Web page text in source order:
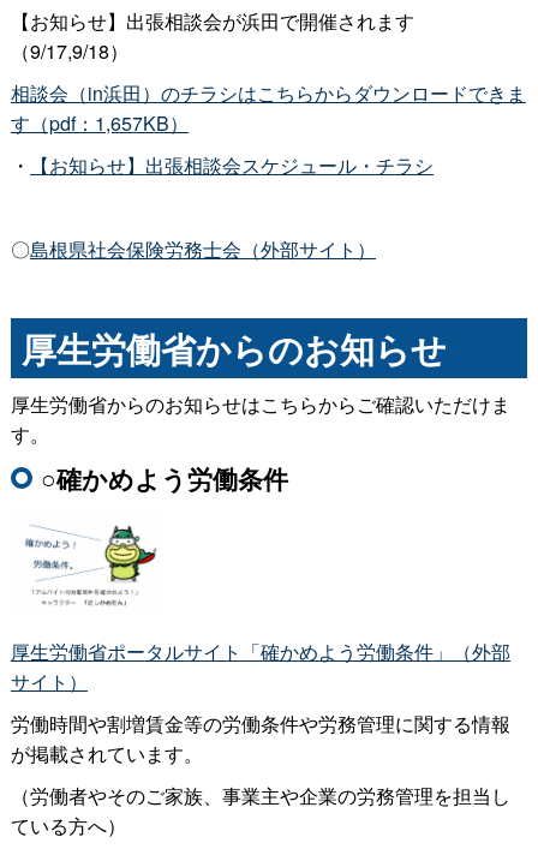
【お知らせ】出張相談会が浜田で開催されます
（9/17,9/18）
相談会（in浜田）のチラシはこちらからダウンロードできま
す（pdf：1,657KB）
・
【お知らせ】出張相談会スケジュール・チラシ
〇島根県社会保険労務士会（外部サイト）
厚生労働省からのお知らせ
厚生労働省からのお知らせはこちらからご確認いただけま
す。
○確かめよう労働条件
厚生労働省ポータルサイト「確かめよう労働条件」（外部
サイト）
労働時間や割増賃金等の労働条件や労務管理に関する情報
が掲載されています。
（労働者やそのご家族、事業主や企業の労務管理を担当し
ている方へ）